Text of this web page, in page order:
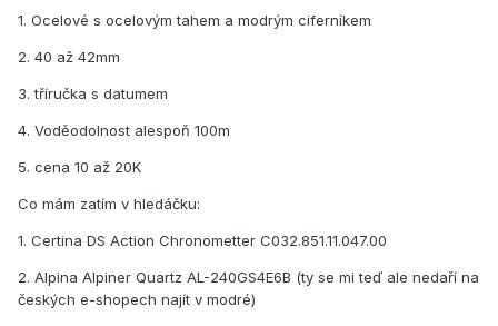
1. Ocelové s ocelovým tahem a modrým ciferníkem
2. 40 až 42mm
3. tříručka s datumem
4. Voděodolnost alespoň 100m
5. cena 10 až 20K
Co mám zatím v hledáčku:
1. Certina DS Action Chronometter C032.851.11.047.00
2. Alpina Alpiner Quartz AL-240GS4E6B (ty se mi teď ale nedaří na
českých e-shopech najít v modré)